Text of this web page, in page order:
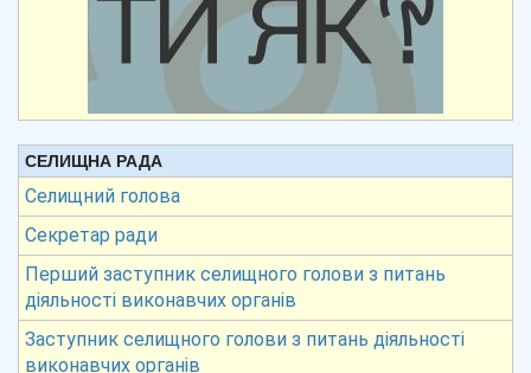
СЕЛИЩНА РАДА
Селищний голова
Секретар ради
Перший заступник селищного голови з питань
діяльності виконавчих органів
Заступник селищного голови з питань діяльності
виконавчих органів